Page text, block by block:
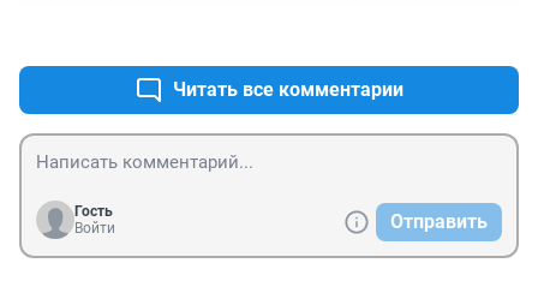
глыбами снега зимой...Читать все комментарии
Гость
Войти
Отправить